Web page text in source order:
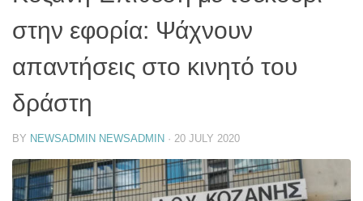
στην εφορία: Ψάχνουν
απαντήσεις στο κινητό του
δράστη
BY NEWSADMIN NEWSADMIN · 20 JULY 2020